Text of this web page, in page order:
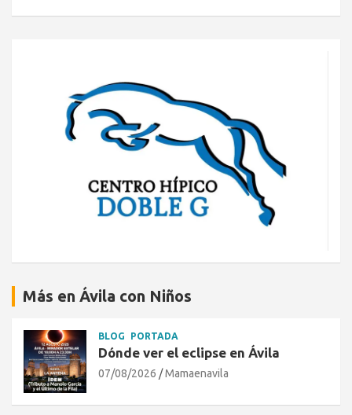
Más en Ávila con Niños
BLOG PORTADA
Dónde ver el eclipse en Ávila
07/08/2026 Mamaenavila